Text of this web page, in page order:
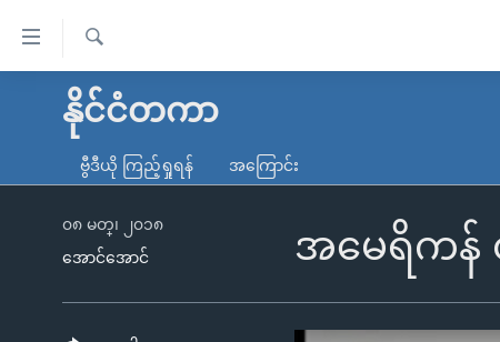
လွယ်ကူ
သည့်
မူလစာမျက်နှာ
ကမ္ဘာ့သတင်းများ
နိုင်ငံတကာ
အမေရိကန်
တရုတ်
သတင်းလွတ်လပ်ခွင့်
ရပ်ဝန်းတခု လမ်းတခု အလွန်
ရှာဖွေ
ရ
လာ
နိုင်ငံတကာ
ဗွီဒီယို ကြည့်ရှုရန် အကြောင်း
အမေရိကန်
၀၈ မတ္၊ ၂၀၁၈
အောင်အောင်